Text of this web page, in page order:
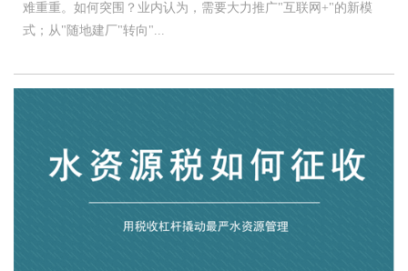
难重重。如何突围？业内认为，需要大力推广"互联网+"的新模
式；从"随地建厂"转向"...